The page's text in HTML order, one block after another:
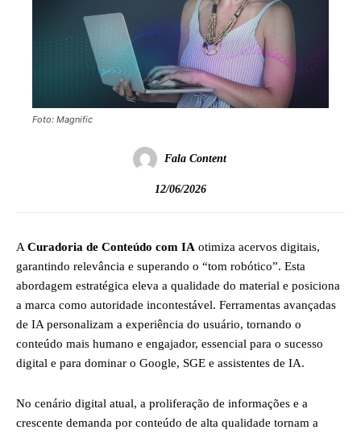
Foto: Magnific
Fala Content
12/06/2026
A Curadoria de Conteúdo com IA otimiza acervos digitais,
garantindo relevância e superando o “tom robótico”. Esta
abordagem estratégica eleva a qualidade do material e posiciona
a marca como autoridade incontestável. Ferramentas avançadas
de IA personalizam a experiência do usuário, tornando o
conteúdo mais humano e engajador, essencial para o sucesso
digital e para dominar o Google, SGE e assistentes de IA.
No cenário digital atual, a proliferação de informações e a
crescente demanda por conteúdo de alta qualidade tornam a